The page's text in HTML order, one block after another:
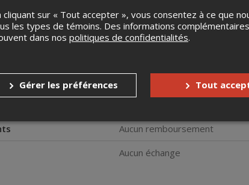
serez amenés à résoudre des énigmes en parcourant
et archéologiques les mieux cachés.
à l'Îlot des Palais où un livret contenant les indications
Cette version aguerrie, composée de 8 énigmes
de jeux d’évasion.
aguerri (2 h 30 | 3 km)
sera exigée à titre de dépôt afin de garantir le retour du
Aucun remboursement
Aucun échange
cliquant sur « Tout accepter », vous consentez à ce que
les types de témoins. Des informations
dans nos politiques de confidentialités.
Gérer les préférences Tout